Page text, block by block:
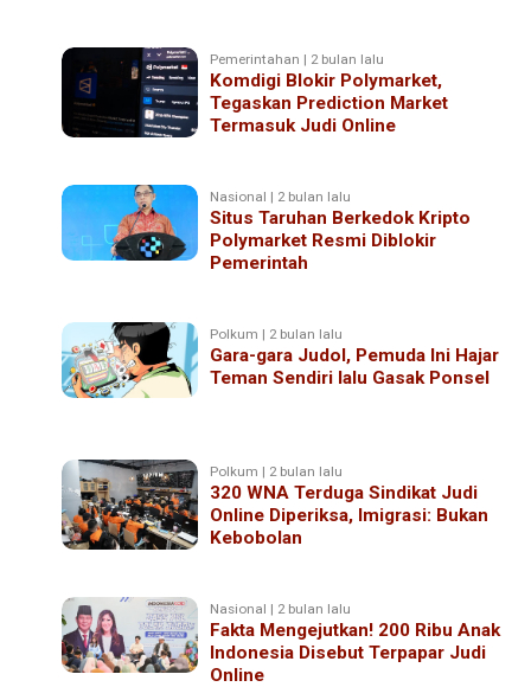
Pemerintahan | 2 bulan lalu
Komdigi Blokir Polymarket,
Tegaskan Prediction Market
Termasuk Judi Online
Nasional | 2 bulan lalu
Situs Taruhan Berkedok Kripto
Polymarket Resmi Diblokir
Pemerintah
Polkum | 2 bulan lalu
Gara-gara Judol, Pemuda Ini Hajar
Teman Sendiri lalu Gasak Ponsel
Polkum | 2 bulan lalu
320 WNA Terduga Sindikat Judi
Online Diperiksa, Imigrasi: Bukan
Kebobolan
Nasional | 2 bulan lalu
Fakta Mengejutkan! 200 Ribu Anak
Indonesia Disebut Terpapar Judi
Online